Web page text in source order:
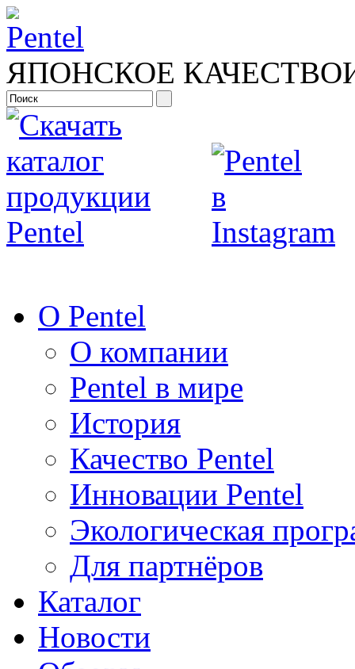
ЯПОНСКОЕ КАЧЕСТВО
О Pentel
О компании
Pentel в мире
История
Качество Pentel
Инновации Pentel
Экологическая
Для партнёров
Каталог
Новости